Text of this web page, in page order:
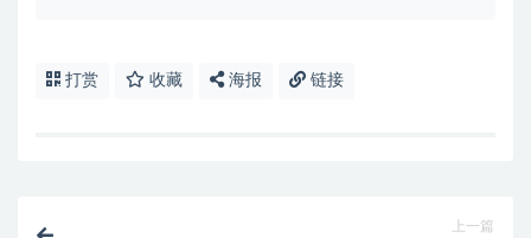
打赏 收藏 海报 链接
上一篇